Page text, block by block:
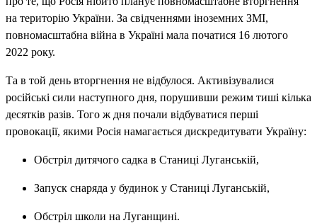
на територію України. За свідченнями іноземних ЗМІ,
повномасштабна війна в Україні мала початися 16 лютого
2022 року.
Та в той день вторгнення не відбулося. Активізувалися
російські сили наступного дня, порушивши режим тиші кілька
десятків разів. Того ж дня почали відбуватися перші
провокації, якими Росія намагається дискредитувати Україну:
Обстріл дитячого садка в Станиці Луганській,
Запуск снаряда у будинок у Станиці Луганській,
Обстріл школи на Луганщині.